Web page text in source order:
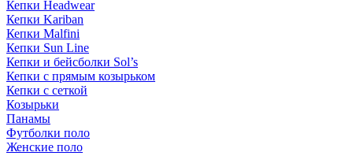
Кепки Headwear
Кепки Kariban
Кепки Malfini
Кепки Sun Line
Кепки и бейсболки Sol’s
Кепки с прямым козырьком
Кепки с сеткой
Козырьки
Панамы
Футболки поло
Женские поло